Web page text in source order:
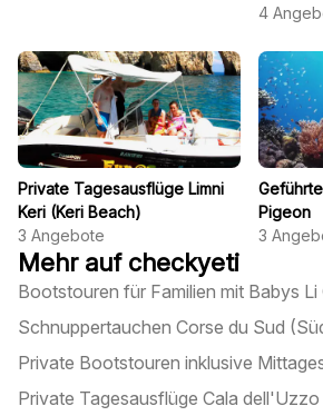
4
Private Tagesausflüge Limni
Keri (Keri Beach)
3 Angebote
Pigeon
3
Mehr auf checkyeti
Bootstouren für Familien mit Babys Li
Schnuppertauchen Corse du Sud
Private Bootstouren inklusive
Private Tagesausflüge Cala dell'Uzzo